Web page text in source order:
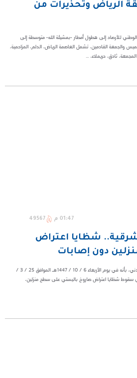
الرياض وتحذيرات من
الوطني للأرصاد إلى هطول أمطار -بمشيئة الله- متوسطة إلى
والجمعة القادمين، تشمل العاصمة الرياض، الدلم، المزاحمية،
ثادق، حريملاء، ...
01:47 م 49567
شظايا اعتراض
دون إصابات
صرّح المتحدث الرسمي للدفاع المدني، بأنه في يوم الأربعاء 6 / 10 / 1447هـ الموافق 25 / 3 /
سقوط شظايا اعتراض صاروخ باليستي على سطح منزلين،